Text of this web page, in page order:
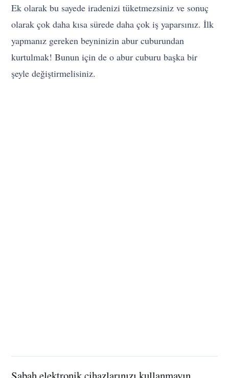
Ek olarak bu sayede iradenizi tüketmezsiniz ve sonuç
olarak çok daha kısa sürede daha çok iş yaparsınız. İlk
yapmanız gereken beyninizin abur cuburundan
kurtulmak! Bunun için de o abur cuburu başka bir
şeyle değiştirmelisiniz.